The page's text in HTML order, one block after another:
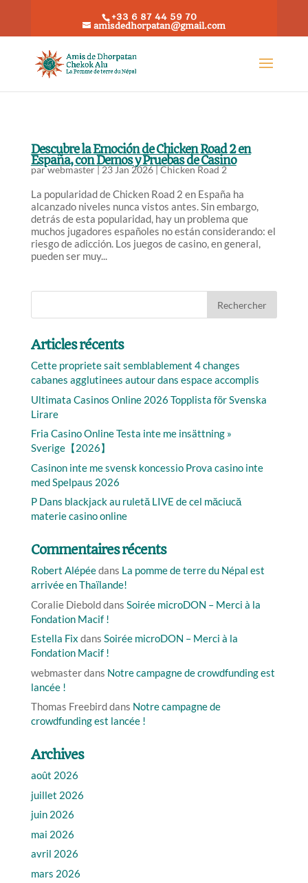
+33 6 87 44 59 70
amisdedhorpatan@gmail.com
Descubre la Emoción de Chicken Road 2 en
España, con Demos y Pruebas de Casino
parwebmaster|23 Jan 2026|Chicken Road 2
La popularidad de Chicken Road 2 en España ha
alcanzado niveles nunca vistos antes. Sin embargo,
detrás de esta popularidad, hay un problema que
muchos jugadores españoles no están considerando: el
riesgo de adicción. Los juegos de casino, en general,
pueden ser muy...
Articles récents
Cette propriete sait semblablement 4 changes
cabanes agglutinees autour dans espace accomplis
Ultimata Casinos Online 2026 Topplista för Svenska
Lirare
Fria Casino Online Testa inte me insättning »
Sverige【2026】
Casinon inte me svensk koncessio Prova casino inte
med Spelpaus 2026
P Dans blackjack au ruletă LIVE de cel măciucă
materie casino online
Commentaires récents
Robert Alépéedans La pomme de terre du Népal est
arrivée en Thaïlande!
Coralie Diebolddans Soirée microDON – Merci à la
Fondation Macif !
Estella Fix dans Soirée microDON – Merci à la
Fondation Macif !
webmasterdans Notre campagne de crowdfunding est
lancée !
Thomas Freebirddans Notre campagne de
crowdfunding est lancée !
Archives
août 2026
juillet 2026
juin 2026
mai 2026
avril 2026
mars 2026